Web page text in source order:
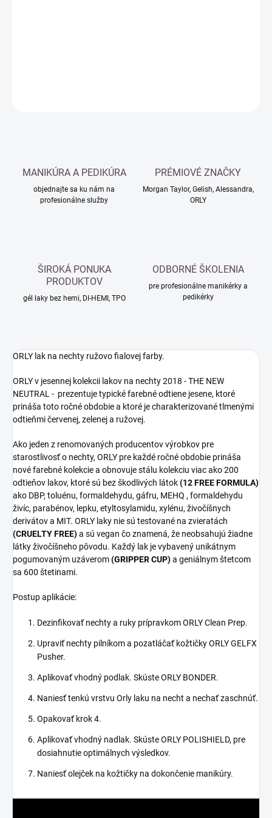
MANIKÚRA A PEDIKÚRA
objednajte sa ku nám na
profesionálne služby
PRÉMIOVÉ ZNAČKY
Morgan Taylor, Gelish, Alessandra,
ORLY
ŠIROKÁ PONUKA
PRODUKTOV
gél laky bez hemi, DI-HEMI, TPO
ODBORNÉ ŠKOLENIA
pre profesionálne manikérky a
pedikérky
ORLY lak na nechty ružovo fialovej farby.
ORLY v jesennej kolekcii lakov na nechty 2018 - THE NEW
NEUTRAL - prezentuje typické farebné odtiene jesene, ktoré
prináša toto ročné obdobie a ktoré je charakterizované tlmenými
odtieňmi červenej, zelenej a ružovej.
Ako jeden z renomovaných producentov výrobkov pre
starostlivosť o nechty, ORLY pre každé ročné obdobie prináša
nové farebné kolekcie a obnovuje stálu kolekciu viac ako 200
odtieňov lakov, ktoré sú bez škodlivých látok(12 FREE FORMULA)
ako DBP, toluénu, formaldehydu, gáfru, MEHQ , formaldehydu
živíc, parabénov, lepku, etyltosylamidu, xylénu, živočíšnych
derivátov a MIT. ORLY laky nie sú testované na zvieratách
(CRUELTY FREE)a sú vegan čo znamená, že neobsahujú žiadne
látky živočíšneho pôvodu. Každý lak je vybavený unikátnym
pogumovaným uzáverom(GRIPPER CUP)a geniálnym štetcom
sa 600 štetinami.
Postup aplikácie:
Dezinfikovať nechty a ruky prípravkom ORLY Clean Prep.
Upraviť nechty pilníkom a pozatláčať kožtičky ORLY GELFX
Pusher.
Aplikovať vhodný podlak. Skúste ORLY BONDER.
Naniesť tenkú vrstvu Orly laku na necht a nechať zaschnúť.
Opakovať krok 4.
Aplikovať vhodný nadlak. Skúste ORLY POLISHIELD, pre
dosiahnutie optimálnych výsledkov.
Naniesť olejček na kožtičky na dokončenie manikúry.